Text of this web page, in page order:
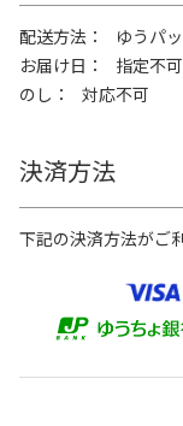
配送方法
ゆうパ
お届け日
指定不可
のし
対応不可
決済方法
下記の決済方法がご